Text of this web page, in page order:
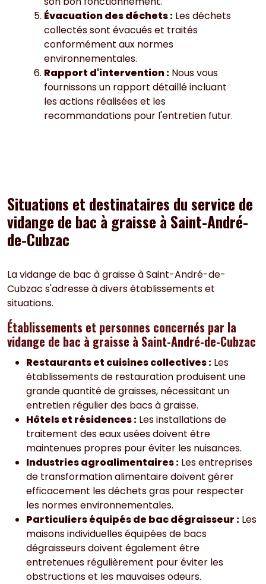
Évacuation des déchets : Les déchets
collectés sont évacués et traités
conformément aux normes
environnementales.
Rapport d'intervention : Nous vous
fournissons un rapport détaillé incluant
les actions réalisées et les
recommandations pour l'entretien futur.
Situations et destinataires du service de
vidange de bac à graisse à Saint-André-
de-Cubzac
La vidange de bac à graisse à Saint-André-de-
Cubzac s'adresse à divers établissements et
situations.
Établissements et personnes concernés par la
vidange de bac à graisse à Saint-André-de-Cubzac
Restaurants et cuisines collectives : Les
établissements de restauration produisent une
grande quantité de graisses, nécessitant un
entretien régulier des bacs à graisse.
Hôtels et résidences : Les installations de
traitement des eaux usées doivent être
maintenues propres pour éviter les nuisances.
Industries agroalimentaires : Les entreprises
de transformation alimentaire doivent gérer
efficacement les déchets gras pour respecter
les normes environnementales.
Particuliers équipés de bac dégraisseur : Les
maisons individuelles équipées de bacs
dégraisseurs doivent également être
entretenues régulièrement pour éviter les
obstructions et les mauvaises odeurs.